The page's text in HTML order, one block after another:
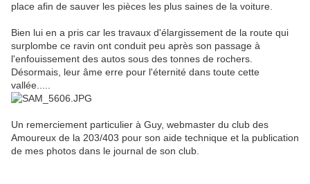
place afin de sauver les pièces les plus saines de la voiture.
Bien lui en a pris car les travaux d'élargissement de la route qui
surplombe ce ravin ont conduit peu après son passage à
l'enfouissement des autos sous des tonnes de rochers.
Désormais, leur âme erre pour l'éternité dans toute cette
vallée.....
Un remerciement particulier à Guy, webmaster du club des
Amoureux de la 203/403 pour son aide technique et la publication
de mes photos dans le journal de son club.